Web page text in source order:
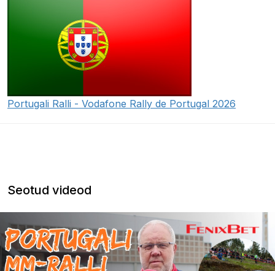
Portugali Ralli - Vodafone Rally de Portugal 2026
Seotud videod